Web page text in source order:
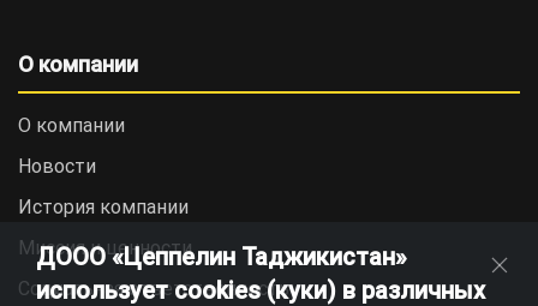
О компании
О компании
Новости
История компании
Миссия и ценности
Социальная ответственность
ДООО «Цеппелин Таджикистан»
использует cookies (куки) в различных